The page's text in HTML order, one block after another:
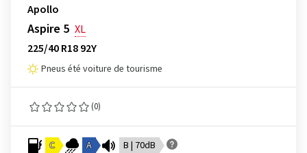
Apollo
Aspire 5 XL
225/40 R18 92Y
Pneus été voiture de tourisme
(0)
C A B | 70dB